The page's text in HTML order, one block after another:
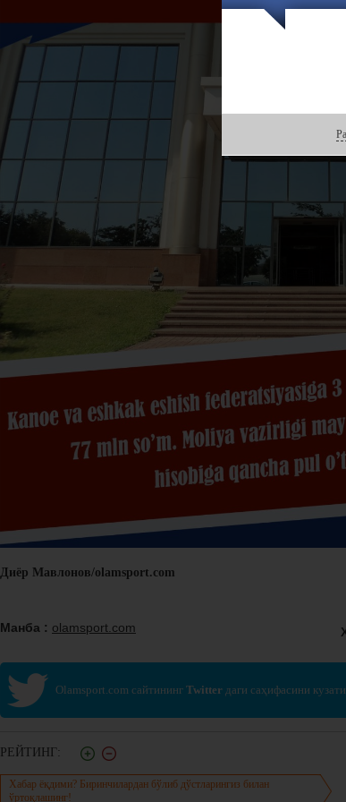
Диёр Мавлонов/olamsport.com
Манба : olamsport.com
Olamsport.com сайтининг Twitter даги саҳифасини
РЕЙТИНГ:
Хабар ёқдими? Биринчилардан бўлиб дўстларингиз билан
ўртоқлашинг!